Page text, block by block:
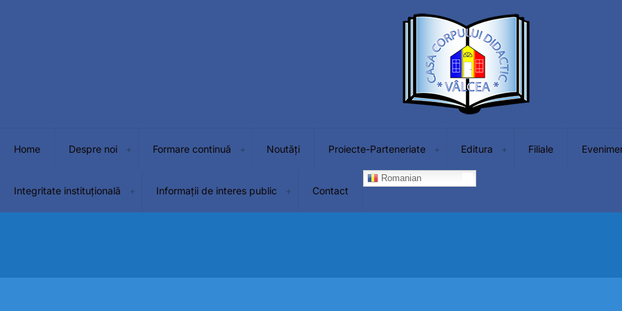
Home Despre noi Formare continuă Noutăți Proiecte-Parteneriate Editura Filiale
Integritate instituțională Informații de interes public Contact
Romanian